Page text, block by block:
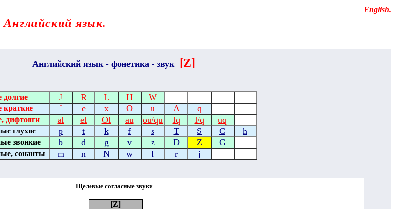
English.
Английский язык.
Английскийязык - фонетика - звук [Z]
долгие J R L H W
краткие I e x O u A q
дифтонги aI eI OI au ou/qu Iq Fq uq
глухие p t k f s T S C h
звонкие b d g v z D Z G
сонанты m n N w l r j
Щелевые согласные звуки
[Z]